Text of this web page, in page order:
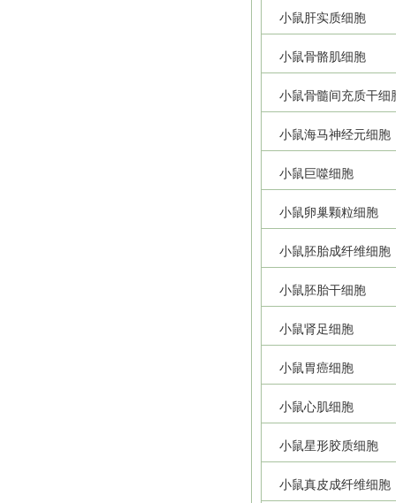
小鼠肝实质细胞
小鼠骨骼肌细胞
小鼠骨髓间充质干细
小鼠海马神经元细胞
小鼠巨噬细胞
小鼠卵巢颗粒细胞
小鼠胚胎成纤维细胞
小鼠胚胎干细胞
小鼠肾足细胞
小鼠胃癌细胞
小鼠心肌细胞
小鼠星形胶质细胞
小鼠真皮成纤维细胞